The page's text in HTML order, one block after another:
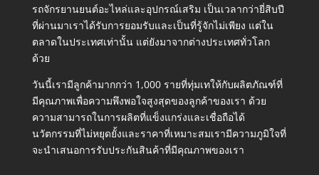
รถจักรยานยนต์อะไหล่และอุปกรณ์เสริม เป็นเวลากว่ายี่สิบปี
ที่ผ่านมาเราได้รับการยอมรับและเป็นที่รู้จักไม่เพียง แต่ใน
ตลาดในประเทศเท่านั้น แต่ยังมาจากต่างประเทศทั่วโลก
ด้วย
วันนี้เรามีลูกค้ามากกว่า 1,000 รายที่ทุ่มเทให้กับผลิตภัณฑ์ที่
มีคุณภาพเพื่อความพึงพอใจสูงสุดของลูกค้าของเรา ด้วย
ความสามารถในการผลิตที่แข็งแกร่งและเชื่อถือได้
นวัตกรรมที่ไม่หยุดยั้งและราคาที่เหมาะสมเรามีความภูมิใจที่
จะนำเสนอการรับประกันสินค้าที่มีคุณภาพของเรา